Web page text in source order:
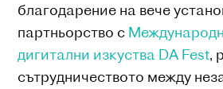
благодарение на вече
партньорство с
дигитални изкуства DA Fest,
сътрудничеството между